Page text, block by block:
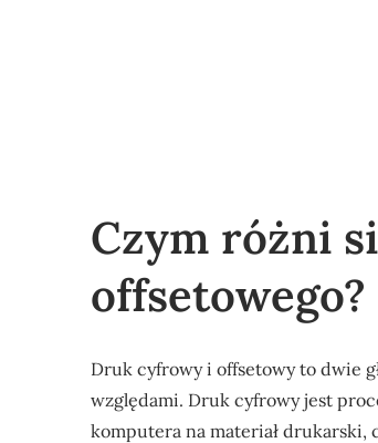
Czym różni
offsetowego?
Druk cyfrowy i offsetowy to dwie
względami. Druk cyfrowy jest
komputera na materiał drukarski,